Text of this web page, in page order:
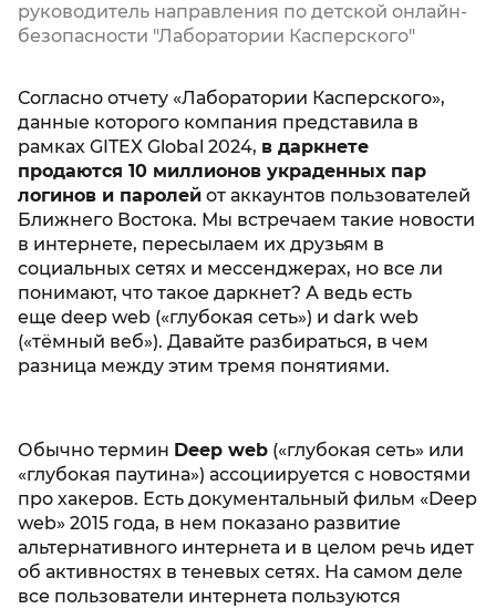
Согласно отчету «Лаборатории Касперского»,
данные которого компания представила в
рамках GITEX Global 2024, в даркнете
продаются 10 миллионов украденных пар
логинов и паролей от аккаунтов пользователей
Ближнего Востока. Мы встречаем такие новости
в интернете, пересылаем их друзьям в
социальных сетях и мессенджерах, но все ли
понимают, что такое даркнет? А ведь есть
еще deep web («глубокая сеть») и dark web
(«тёмный веб»). Давайте разбираться, в чем
разница между этим тремя понятиями.
Обычно термин Deep web («глубокая сеть» или
«глубокая паутина») ассоциируется с новостями
про хакеров. Есть документальный фильм «Deep
web» 2015 года, в нем показано развитие
альтернативного интернета и в целом речь идет
об активностях в теневых сетях. На самом деле
все пользователи интернета пользуются
руководитель направления по детской онлайн-
безопасности "Лаборатории Касперского"